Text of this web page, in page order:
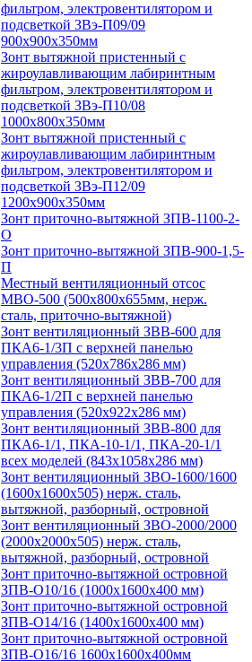
фильтром, электровентилятором и
подсветкой ЗВэ-П09/09
900х900х350мм
Зонт вытяжной пристенный с
жироулавливающим лабиринтным
фильтром, электровентилятором и
подсветкой ЗВэ-П10/08
1000х800х350мм
Зонт вытяжной пристенный с
жироулавливающим лабиринтным
фильтром, электровентилятором и
подсветкой ЗВэ-П12/09
1200х900х350мм
Зонт приточно-вытяжной ЗПВ-1100-2-
О
Зонт приточно-вытяжной ЗПВ-900-1,5-
П
Местный вентиляционный отсос
МВО-500 (500х800х655мм, нерж.
сталь, приточно-вытяжной)
Зонт вентиляционный ЗВВ-600 для
ПКА6-1/3П с верхней панелью
управления (520х786х286 мм)
Зонт вентиляционный ЗВВ-700 для
ПКА6-1/2П с верхней панелью
управления (520х922х286 мм)
Зонт вентиляционный ЗВВ-800 для
ПКА6-1/1, ПКА-10-1/1, ПКА-20-1/1
всех моделей (843х1058х286 мм)
Зонт вентиляционный ЗВО-1600/1600
(1600х1600х505) нерж. сталь,
вытяжной, разборный, островной
Зонт вентиляционный ЗВО-2000/2000
(2000х2000х505) нерж. сталь,
вытяжной, разборный, островной
Зонт приточно-вытяжной островной
ЗПВ-О10/16 (1000х1600х400 мм)
Зонт приточно-вытяжной островной
ЗПВ-О14/16 (1400х1600х400 мм)
Зонт приточно-вытяжной островной
ЗПВ-О16/16 1600х1600х400мм